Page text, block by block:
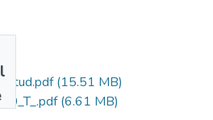
(15.51 MB)
(6.61 MB)